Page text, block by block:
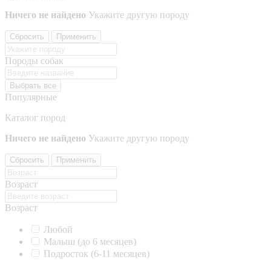
Ничего не найдено Укажите другую породу
Сбросить Применить
Породы собак
Выбрать все
Популярные
Каталог пород
Ничего не найдено Укажите другую породу
Сбросить Применить
Возраст
Возраст
Любой
Малыш (до 6 месяцев)
Подросток (6-11 месяцев)